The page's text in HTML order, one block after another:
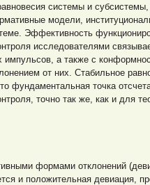
системы и субсистемы,
модели,
Эффективность
исследователями
импульсов, а также с
от них. Стабильное
фундаментальная точка
точно так же, как и для
формами отклонений
и положительная девиация,